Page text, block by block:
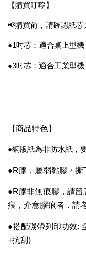
【購買叮嚀】
📢購買前，請確認紙芯
●1吋芯：適合桌上型
●3吋芯：適合工業型
【商品特色】
●銅版紙為非防水紙，
●R膠，屬弱黏膠 ， 撕
●R膠非無痕膠，請留
痕，介意膠痕者，請
●搭配碳帶列印功效:
+抗刮)